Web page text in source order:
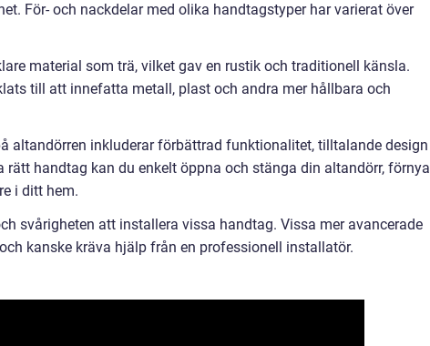
För- och nackdelar med olika handtagstyper har varierat över
material som trä, vilket gav en rustik och traditionell känsla.
till att innefatta metall, plast och andra mer hållbara och
altandörren inkluderar förbättrad funktionalitet, tilltalande design
rätt handtag kan du enkelt öppna och stänga din altandörr, förnya
i ditt hem.
svårigheten att installera vissa handtag. Vissa mer avancerade
kanske kräva hjälp från en professionell installatör.